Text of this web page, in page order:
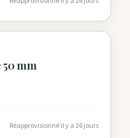
mm
Réapprovisionné il y a 26 jours